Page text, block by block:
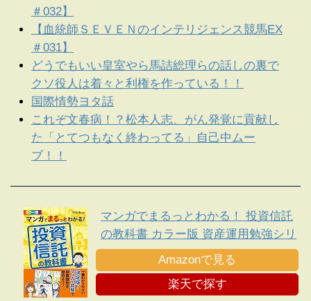
＃032】
【血統師ＳＥＶＥＮのインテリジェンス競馬EX
＃031】
どうでもいい皇室やら馬詰総理らの話しの裏で
クソ役人は着々と利権を作っている！！
国際情勢ヨタ話
これぞ文春病！？松本人志、がん発覚に貢献し
た「とてつもなく終わってる」自己中ムー
ブ！！
マンガでまるっとわかる！ 投資信託
の教科書 カラー版 資産運用勉強シリ
ーズ
Amazonで見る
楽天で探す